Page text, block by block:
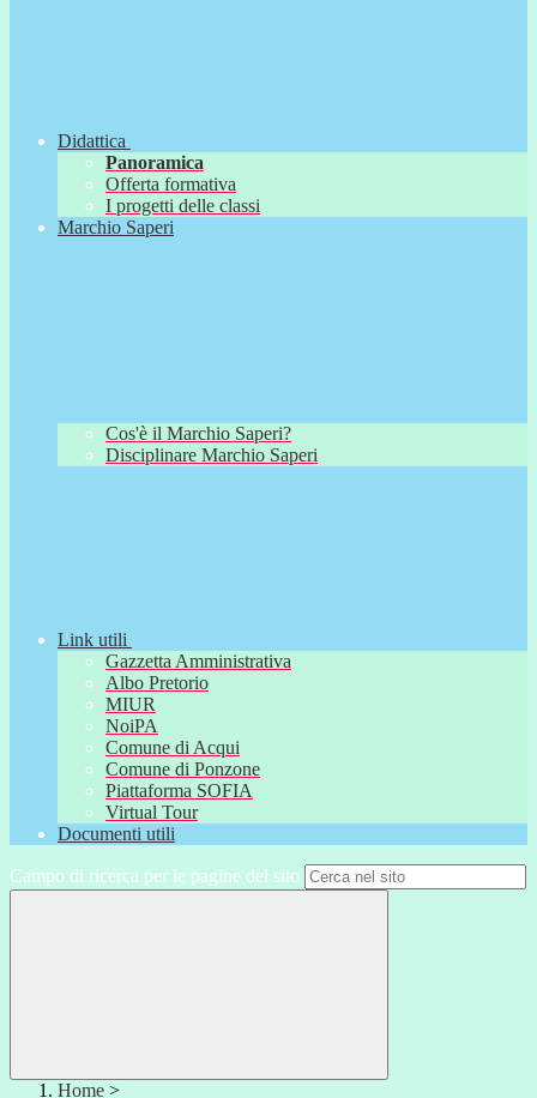
Didattica
Panoramica
Offerta formativa
I progetti delle classi
Marchio Saperi
Cos'è il Marchio Saperi?
Disciplinare Marchio Saperi
Link utili
Gazzetta Amministrativa
Albo Pretorio
MIUR
NoiPA
Comune di Acqui
Comune di Ponzone
Piattaforma SOFIA
Virtual Tour
Documenti utili
Campo di ricerca per le pagine del sito
Home >